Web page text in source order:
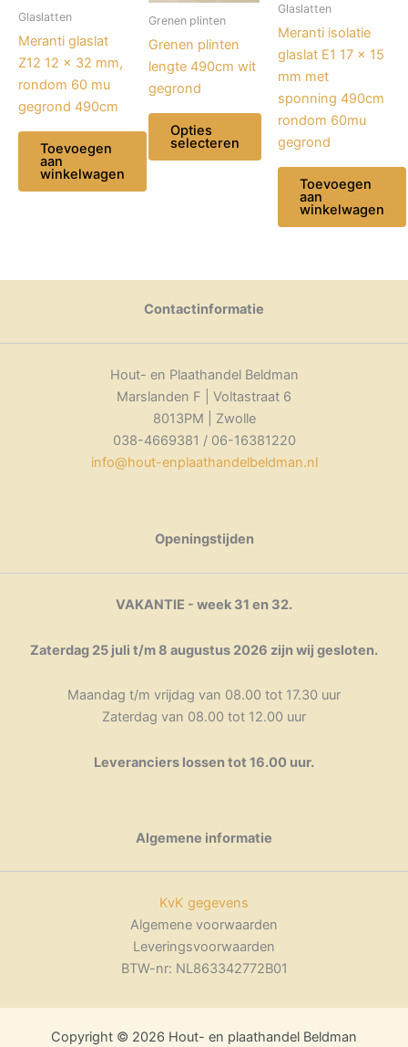
Glaslatten
Meranti glaslat
Z12 12 x 32 mm,
rondom 60 mu
gegrond 490cm
Toevoegen
aan
winkelwagen
Grenen plinten
Grenen plinten
lengte 490cm wit
gegrond
Opties
selecteren
optie
worden
op
de
productpagina
Glaslatten
Meranti isolatie
glaslat E1 17 x 15
mm met
sponning 490cm
rondom 60mu
gegrond
Toevoegen
aan
winkelwagen
Contactinformatie
Hout- en Plaathandel Beldman
Marslanden F | Voltastraat 6
8013PM | Zwolle
038-4669381 / 06-16381220
info@hout-enplaathandelbeldman.nl
Openingstijden
VAKANTIE - week 31 en 32.
Zaterdag 25 juli t/m 8 augustus 2026 zijn wij gesloten.
Maandag t/m vrijdag van 08.00 tot 17.30 uur
Zaterdag van 08.00 tot 12.00 uur
Leveranciers lossen tot 16.00 uur.
Algemene informatie
KvK gegevens
Algemene voorwaarden
Leveringsvoorwaarden
BTW-nr: NL863342772B01
Copyright © 2026 Hout- en plaathandel Beldman